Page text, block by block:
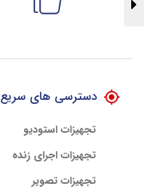
دسترسی های سریع
تجهیزات استودیو
تجهیزات اجرای زنده
تجهیزات تصویر